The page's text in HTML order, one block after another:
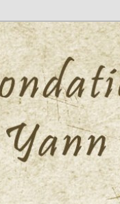
Fouéré
Fouéré